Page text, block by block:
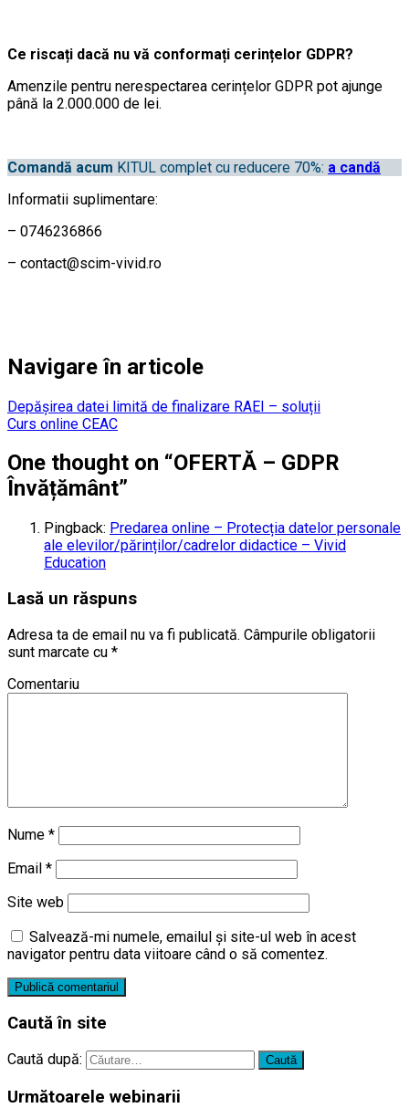
Ce riscați dacă nu vă conformați cerințelor GDPR?
Amenzile pentru nerespectarea cerințelor GDPR pot ajunge
până la 2.000.000 de lei.
Comandă acum KITUL complet cu reducere 70%: a candă
Informatii suplimentare:
– 0746236866
– contact@scim-vivid.ro
Navigare în articole
Depășirea datei limită de finalizare RAEI – soluții
Curs online CEAC
One thought on “OFERTĂ – GDPR
Învățământ”
Pingback: Predarea online – Protecția datelor personale
ale elevilor/părinților/cadrelor didactice – Vivid
Education
Lasă un răspuns
Adresa ta de email nu va fi publicată. Câmpurile obligatorii
sunt marcate cu *
Comentariu
Nume *
Email *
Site web
Salvează-mi numele, emailul și site-ul web în acest
navigator pentru data viitoare când o să comentez.
Caută în site
Caută după:
Următoarele webinarii